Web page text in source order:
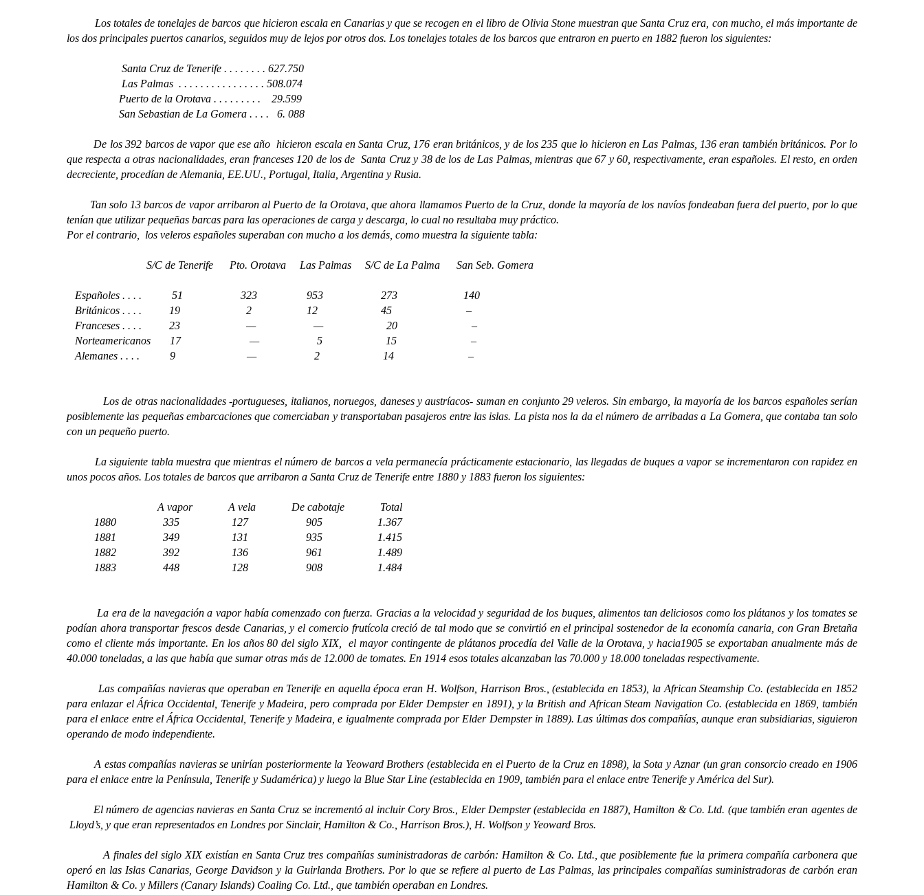
Los totales de tonelajes de barcos que hicieron escala en Canarias y que se recogen en el libro de Olivia Stone muestran que Santa Cruz era, con mucho, el más importante de
los dos principales puertos canarios, seguidos muy de lejos por otros dos. Los tonelajes totales de los barcos que entraron en puerto en 1882 fueron los siguientes:
Santa Cruz de Tenerife . . . . . . . . 627.750
Las Palmas . . . . . . . . . . . . . . . . 508.074
Puerto de la Orotava . . . . . . . . . 29.599
San Sebastian de La Gomera . . . . 6. 088
De los 392 barcos de vapor que ese año hicieron escala en Santa Cruz, 176 eran británicos, y de los 235 que lo hicieron en Las Palmas, 136 eran también británicos. Por lo
que respecta a otras nacionalidades, eran franceses 120 de los de Santa Cruz y 38 de los de Las Palmas, mientras que 67 y 60, respectivamente, eran españoles. El resto, en orden
decreciente, procedían de Alemania, EE.UU., Portugal, Italia, Argentina y Rusia.
Tan solo 13 barcos de vapor arribaron al Puerto de la Orotava, que ahora llamamos Puerto de la Cruz, donde la mayoría de los navíos fondeaban fuera del puerto, por lo que
tenían que utilizar pequeñas barcas para las operaciones de carga y descarga, lo cual no resultaba muy práctico.
Por el contrario, los veleros españoles superaban con mucho a los demás, como muestra la siguiente tabla:
S/C de Tenerife Pto. Orotava Las Palmas S/C de La Palma San Seb. Gomera
Españoles . . . . 51 323 953 273 140
Británicos . . . . 19 2 12 45 –
Franceses . . . . 23 — — 20 –
Norteamericanos 17 — 5 15 –
Alemanes . . . . 9 — 2 14 –
Los de otras nacionalidades -portugueses, italianos, noruegos, daneses y austríacos- suman en conjunto 29 veleros. Sin embargo, la mayoría de los barcos españoles serían
posiblemente las pequeñas embarcaciones que comerciaban y transportaban pasajeros entre las islas. La pista nos la da el número de arribadas a La Gomera, que contaba tan solo
con un pequeño puerto.
La siguiente tabla muestra que mientras el número de barcos a vela permanecía prácticamente estacionario, las llegadas de buques a vapor se incrementaron con rapidez en
unos pocos años. Los totales de barcos que arribaron a Santa Cruz de Tenerife entre 1880 y 1883 fueron los siguientes:
A vapor A vela De cabotaje Total
1880
335 127 905
1.367
1881
349 131 935
1.415
1882
392 136 961
1.489
1883
448 128 908 1.484
La era de la navegación a vapor había comenzado con fuerza. Gracias a la velocidad y seguridad de los buques, alimentos tan deliciosos como los plátanos y los tomates se
podían ahora transportar frescos desde Canarias, y el comercio frutícola creció de tal modo que se convirtió en el principal sostenedor de la economía canaria, con Gran Bretaña
como el cliente más importante. En los años 80 del siglo XIX, el mayor contingente de plátanos procedía del Valle de la Orotava, y hacia1905 se exportaban anualmente más de
40.000 toneladas, a las que había que sumar otras más de 12.000 de tomates. En 1914 esos totales alcanzaban las 70.000 y 18.000 toneladas respectivamente.
Las compañías navieras que operaban en Tenerife en aquella época eran H. Wolfson, Harrison Bros., (establecida en 1853), la African Steamship Co. (establecida en 1852
para enlazar el África Occidental, Tenerife y Madeira, pero comprada por Elder Dempster en 1891), y la British and African Steam Navigation Co. (establecida en 1869, también
para el enlace entre el África Occidental, Tenerife y Madeira, e igualmente comprada por Elder Dempster in 1889). Las últimas dos compañías, aunque eran subsidiarias, siguieron
operando de modo independiente.
A estas compañías navieras se unirían posteriormente la Yeoward Brothers (establecida en el Puerto de la Cruz en 1898), la Sota y Aznar (un gran consorcio creado en 1906
para el enlace entre la Península, Tenerife y Sudamérica) y luego la Blue Star Line (establecida en 1909, también para el enlace entre Tenerife y América del Sur).
El número de agencias navieras en Santa Cruz se incrementó al incluir Cory Bros., Elder Dempster (establecida en 1887), Hamilton & Co. Ltd. (que también eran agentes de
Lloyd’s, y que eran representados en Londres por Sinclair, Hamilton & Co., Harrison Bros.), H. Wolfson y Yeoward Bros.
A finales del siglo XIX existían en Santa Cruz tres compañías suministradoras de carbón: Hamilton & Co. Ltd., que posiblemente fue la primera compañía carbonera que
operó en las Islas Canarias, George Davidson y la Guirlanda Brothers. Por lo que se refiere al puerto de Las Palmas, las principales compañías suministradoras de carbón eran
Hamilton & Co. y Millers (Canary Islands) Coaling Co. Ltd., que también operaban en Londres.